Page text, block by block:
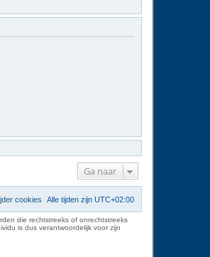
Ga naar
Alle tijden zijn UTC+02:00
cookies
die rechtstreeks of onrechtstreeks
is dus verantwoordelijk voor zijn